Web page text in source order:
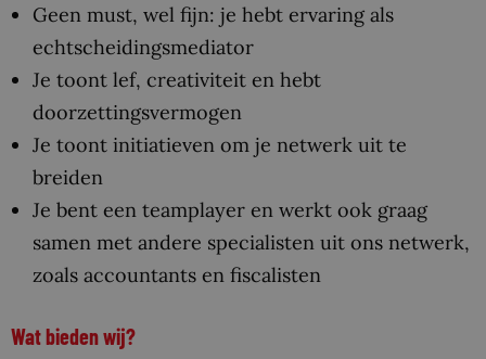
Geen must, wel fijn: je hebt ervaring als
echtscheidingsmediator
Je toont lef, creativiteit en hebt
doorzettingsvermogen
Je toont initiatieven om je netwerk uit te
breiden
Je bent een teamplayer en werkt ook graag
samen met andere specialisten uit ons netwerk,
zoals accountants en fiscalisten
Wat bieden wij?